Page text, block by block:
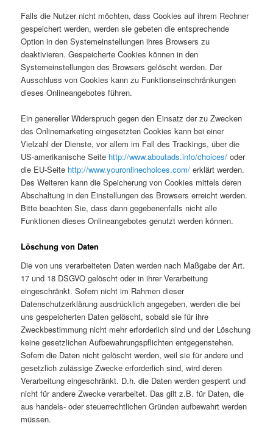
Falls die Nutzer nicht möchten, dass Cookies auf ihrem Rechner
gespeichert werden, werden sie gebeten die entsprechende
Option in den Systemeinstellungen ihres Browsers zu
deaktivieren. Gespeicherte Cookies können in den
Systemeinstellungen des Browsers gelöscht werden. Der
Ausschluss von Cookies kann zu Funktionseinschränkungen
dieses Onlineangebotes führen.
Ein genereller Widerspruch gegen den Einsatz der zu Zwecken
des Onlinemarketing eingesetzten Cookies kann bei einer
Vielzahl der Dienste, vor allem im Fall des Trackings, über die
US-amerikanische Seite http://www.aboutads.info/choices/ oder
die EU-Seite http://www.youronlinechoices.com/ erklärt werden.
Des Weiteren kann die Speicherung von Cookies mittels deren
Abschaltung in den Einstellungen des Browsers erreicht werden.
Bitte beachten Sie, dass dann gegebenenfalls nicht alle
Funktionen dieses Onlineangebotes genutzt werden können.
Löschung von Daten
Die von uns verarbeiteten Daten werden nach Maßgabe der Art.
17 und 18 DSGVO gelöscht oder in ihrer Verarbeitung
eingeschränkt. Sofern nicht im Rahmen dieser
Datenschutzerklärung ausdrücklich angegeben, werden die bei
uns gespeicherten Daten gelöscht, sobald sie für ihre
Zweckbestimmung nicht mehr erforderlich sind und der Löschung
keine gesetzlichen Aufbewahrungspflichten entgegenstehen.
Sofern die Daten nicht gelöscht werden, weil sie für andere und
gesetzlich zulässige Zwecke erforderlich sind, wird deren
Verarbeitung eingeschränkt. D.h. die Daten werden gesperrt und
nicht für andere Zwecke verarbeitet. Das gilt z.B. für Daten, die
aus handels- oder steuerrechtlichen Gründen aufbewahrt werden
müssen.